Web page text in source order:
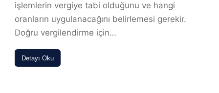
işlemlerin vergiye tabi olduğunu ve hangi
oranların uygulanacağını belirlemesi gerekir.
Doğru vergilendirme için…
Detayı Oku